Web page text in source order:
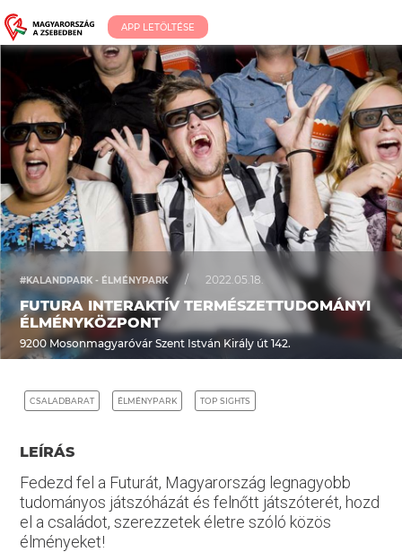
APP LETÖLTÉSE
#KALANDPARK - ÉLMÉNYPARK / 2022.05.18.
FUTURA INTERAKTÍV TERMÉSZETTUDOMÁNYI
ÉLMÉNYKÖZPONT
9200 Mosonmagyaróvár Szent István Király út 142.
CSALADBARAT ÉLMÉNYPARK TOP SIGHTS
LEÍRÁS
Fedezd fel a Futurát, Magyarország legnagyobb
tudományos játszóházát és felnőtt játszóterét, hozd
el a családot, szerezzetek életre szóló közös
élményeket!